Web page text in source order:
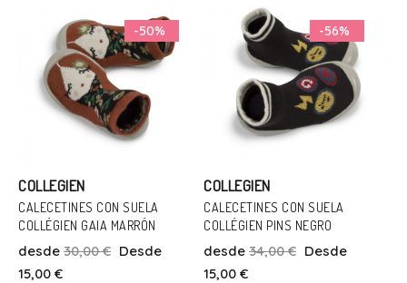
-50%
COLLEGIEN
CALECETINES CON SUELA
COLLÉGIEN GAIA MARRÓN
desde 30,00 € Desde
15,00 €
-56%
COLLEGIEN
CALECETINES CON SUELA
COLLÉGIEN PINS NEGRO
desde 34,00 € Desde
15,00 €